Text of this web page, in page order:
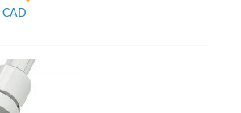
CAD